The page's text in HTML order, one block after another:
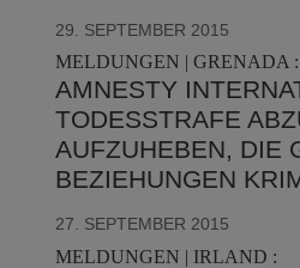
29. SEPTEMBER 2015
MELDUNGEN | GRENADA :
AMNESTY
TODESSTRAFE
AUFZUHEBEN, DIE
BEZIEHUNGEN
27. SEPTEMBER 2015
MELDUNGEN | IRLAND :